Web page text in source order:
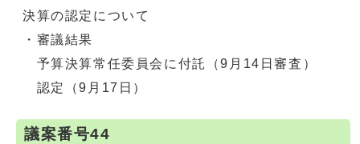
決算の認定について
・審議結果
予算決算常任委員会に付託（9月14日審査）
認定（9月17日）
議案番号44